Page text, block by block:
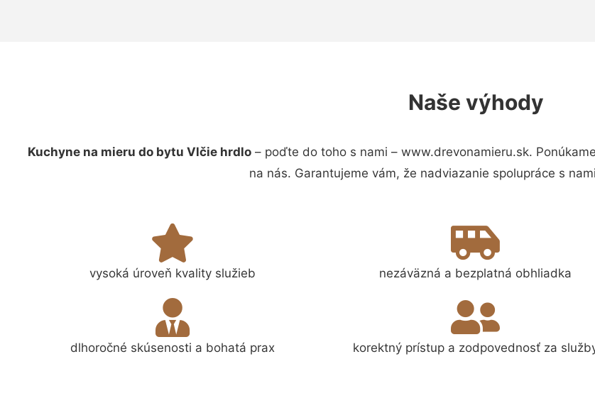
Naše výhody
Kuchyne na mieru do bytu Vlčie hrdlo– poďte do toho s nami – www.drevonamieru.sk.
na nás. Garantujeme vám, že nadviazanie spolupráce s
vysoká úroveň kvality služieb nezáväzná a bezplatná obhliadka
dlhoročné skúsenosti a bohatá prax korektný prístup a zodpovednosť za